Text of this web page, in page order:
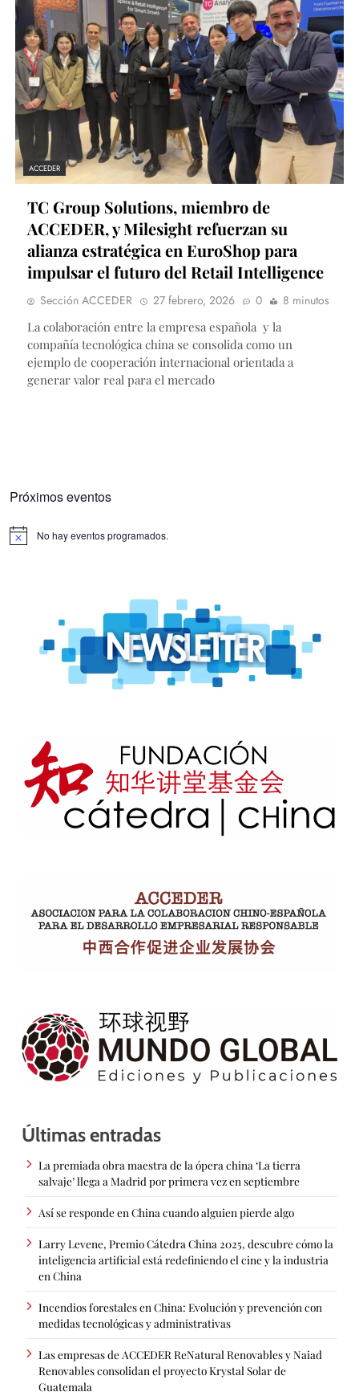
ACCEDER
TC Group Solutions, miembro de
ACCEDER, y Milesight refuerzan su
alianza estratégica en EuroShop para
impulsar el futuro del Retail Intelligence
Sección ACCEDER 27 febrero, 2026 0
8 minutos
La colaboración entre la empresa española y la
compañía tecnológica china se consolida como un
ejemplo de cooperación internacional orientada a
generar valor real para el mercado
Próximos eventos
Aviso No hay eventos programados.
Últimas entradas
La premiada obra maestra de la ópera china ‘La tierra
salvaje’ llega a Madrid por primera vez en septiembre
Así se responde en China cuando alguien pierde algo
Larry Levene, Premio Cátedra China 2025, descubre cómo la
inteligencia artificial está redefiniendo el cine y la industria
en China
Incendios forestales en China: Evolución y prevención con
medidas tecnológicas y administrativas
Las empresas de ACCEDER ReNatural Renovables y Naiad
Renovables consolidan el proyecto Krystal Solar de
Guatemala